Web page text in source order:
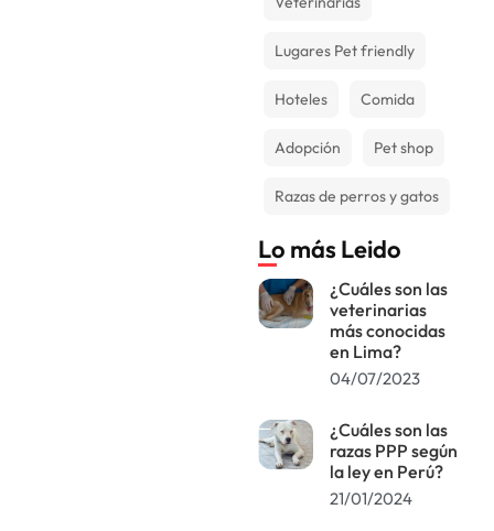
Lugares Pet friendly
Hoteles Comida
Adopción Pet shop
Razas de perros y gatos
Lo más Leido
¿Cuáles son las
veterinarias
más conocidas
en Lima?
04/07/2023
¿Cuáles son las
razas PPP según
la ley en Perú?
21/01/2024